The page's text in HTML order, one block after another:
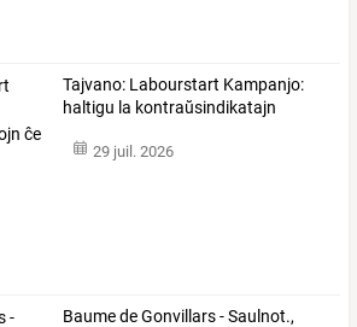
Tajvano: Labourstart Kampanjo:
haltigu la kontraŭsindikatajn
29 juil. 2026
Baume de Gonvillars - Saulnot.,